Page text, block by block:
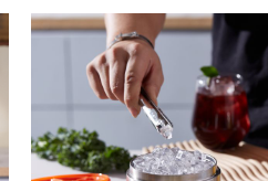
Вт мощный 7-
сенсорный
комбайн
кухонный